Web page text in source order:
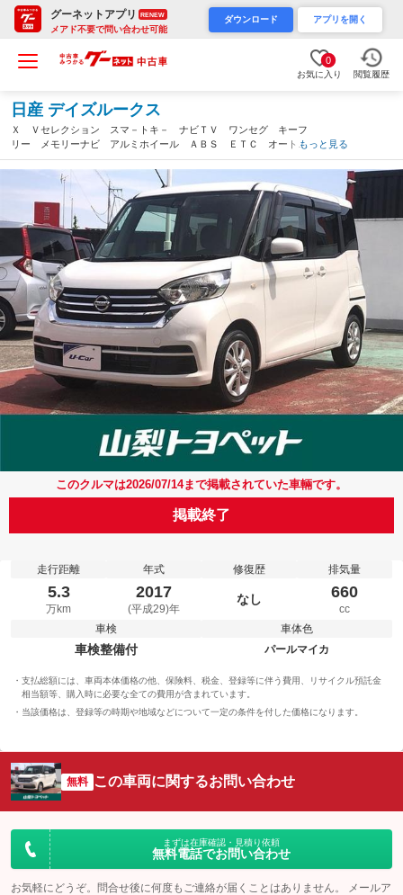
グーネットアプリ RENEW
メアド不要で問い合わせ可能
ダウンロード アプリを開く
0
お気に入り 閲覧履歴
日産 デイズルークス
Ｘ Ｖセレクション スマ－トキ－ ナビＴＶ ワンセグ キーフ
リー メモリーナビ アルミホイール ＡＢＳ ＥＴＣ オートエ
アコン 助手席エアバッグ 運転席エアバッグ パワーウィンド
ウ パワーステアリング（山梨県）
もっと見る
このクルマは2026/07/14まで掲載されていた車輛です。
掲載終了
走行距離
5.3
万km
年式
2017
(平成29)年
修復歴
なし
排気量
660
cc
車検
車検整備付
車体色
パールマイカ
支払総額には、車両本体価格の他、保険料、税金、登録等に伴う費用、リサイクル預託金
相当額等、購入時に必要な全ての費用が含まれています。
当該価格は、登録等の時期や地域などについて一定の条件を付した価格になります。
無料 この車両に関するお問い合わせ
まずは在庫確認・見積り依頼
無料電話でお問い合わせ
お気軽にどうぞ。問合せ後に何度もご連絡が届くことはありません。 メールア